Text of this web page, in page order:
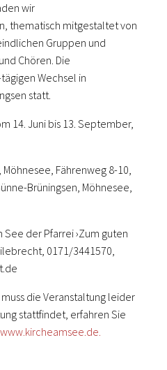
wir
thematisch mitgestaltet von
Gruppen und
Chören. Die
Wechsel in
statt.
14. Juni bis 13. September,
Fährenweg 8-10,
Brüningsen, Möhnesee,
See der Pfarrei ›Zum guten
0171/3441570,
die Veranstaltung leider
stattfindet, erfahren Sie
www.kircheamsee.de.